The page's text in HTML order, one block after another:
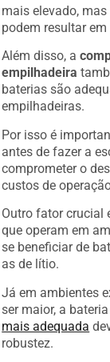
mais elevado,
podem resultar
Além disso, a
empilhadeira
baterias são
empilhadeiras.
Por isso é
antes de fazer a
comprometer o
custos de
Outro fator crucial
que operam em
se beneficiar de
as de lítio.
Já em ambientes
ser maior, a
mais adequada
robustez.